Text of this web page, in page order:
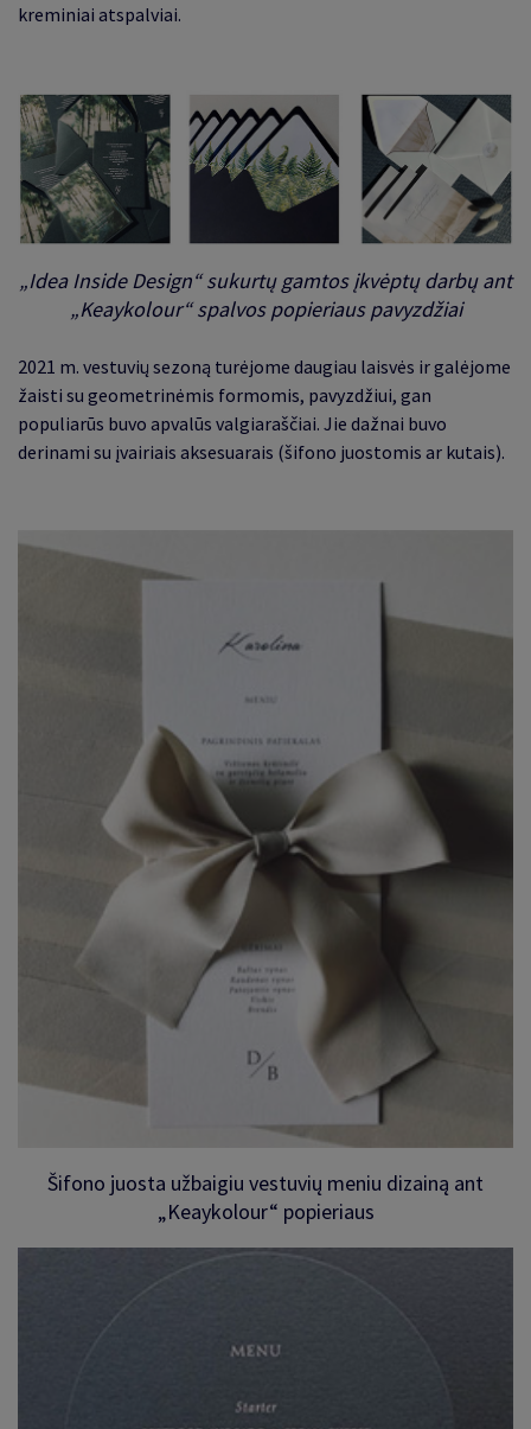
kreminiai atspalviai.
„Idea Inside Design“ sukurtų gamtos įkvėptų darbų ant
„Keaykolour“ spalvos popieriaus pavyzdžiai
2021 m. vestuvių sezoną turėjome daugiau laisvės ir galėjome
žaisti su geometrinėmis formomis, pavyzdžiui, gan
populiarūs buvo apvalūs valgiaraščiai. Jie dažnai buvo
derinami su įvairiais aksesuarais (šifono juostomis ar kutais).
Šifono juosta užbaigiu vestuvių meniu dizainą ant
„Keaykolour“ popieriaus